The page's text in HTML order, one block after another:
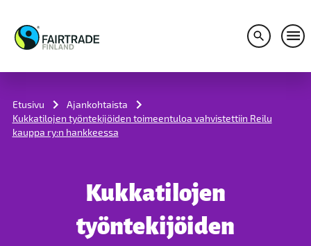
Avaa
Etusivu
Ajankohtaista
Kukkatilojen työntekijöiden toimeentuloa vahvistettiin Reilu
kauppa ry:n hankkeessa
Kukkatilojen
työntekijöiden